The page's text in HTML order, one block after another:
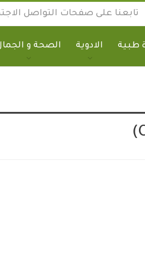
تابعنا على صفحات التواصل
طبية الادوية الصحة و